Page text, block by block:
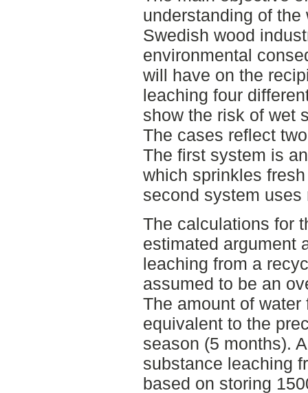
understanding of
Swedish wood
environmental
will have on the
leaching four
show the risk of wet
The cases reflect
The first system is
which sprinkles
second system uses
The calculations for
estimated argument
leaching from a
assumed to be an
The amount of
equivalent to the
season (5 months).
substance leaching
based on storing